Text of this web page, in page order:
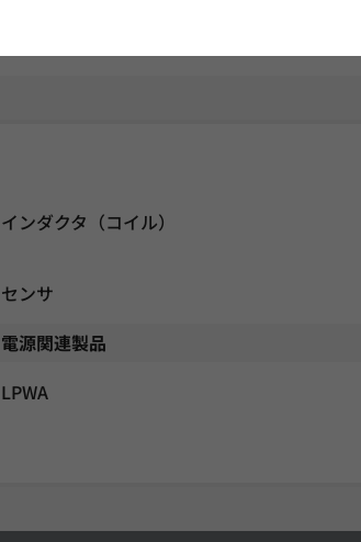
インダクタ（コイル）
センサ
電源関連製品
LPWA